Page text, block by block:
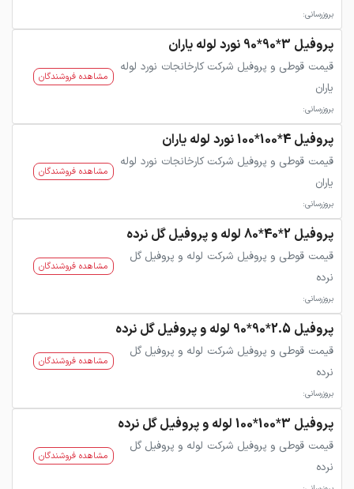
بروزرسانی:
پروفیل 3*90*90 نورد لوله یاران
قیمت قوطی و پروفیل شرکت کارخانجات نورد لوله
یاران
بروزرسانی:
مشاهده فروشندگان
پروفیل 4*100*100 نورد لوله یاران
قیمت قوطی و پروفیل شرکت کارخانجات نورد لوله
یاران
بروزرسانی:
مشاهده فروشندگان
پروفیل 2*40*80 لوله و پروفیل گل نرده
قیمت قوطی و پروفیل شرکت لوله و پروفیل گل
نرده
بروزرسانی:
مشاهده فروشندگان
پروفیل 2.5*90*90 لوله و پروفیل گل نرده
قیمت قوطی و پروفیل شرکت لوله و پروفیل گل
نرده
بروزرسانی:
مشاهده فروشندگان
پروفیل 3*100*100 لوله و پروفیل گل نرده
قیمت قوطی و پروفیل شرکت لوله و پروفیل گل
نرده
مشاهده فروشندگان